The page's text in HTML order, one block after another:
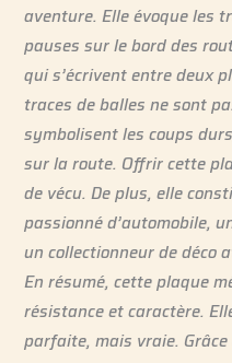
aventure. Elle évoque les
pauses sur le bord des
qui s’écrivent entre deux
traces de balles ne sont
symbolisent les coups
sur la route. Offrir cette
de vécu. De plus, elle
passionné d’automobile,
un collectionneur de déco
En résumé, cette plaque
résistance et caractère.
parfaite, mais vraie.